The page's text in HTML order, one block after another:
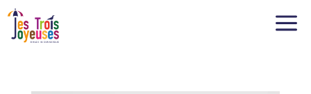
a
Panneau de gestion des cookies